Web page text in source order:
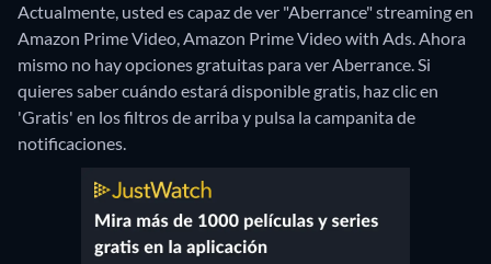
Actualmente, usted es capaz de ver "Aberrance" streaming en
Amazon Prime Video, Amazon Prime Video with Ads.Ahora
mismo no hay opciones gratuitas para ver Aberrance. Si
quieres saber cuándo estará disponible gratis, haz clic en
'Gratis' en los filtros de arriba y pulsa la campanita de
notificaciones.